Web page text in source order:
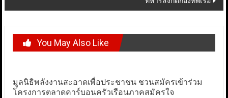
You May Also Like
มูลนิธิพลังงานสะอาดเพื่อประชาชน ชวนสมัครเข้าร่วม
โครงการตลาดคาร์บอนครัวเรือนภาคสมัครใจ